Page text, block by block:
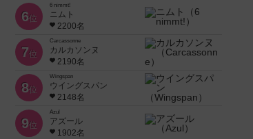
6位
6 nimmt!
ニムト
2200名
7位
Carcassonne
カルカソンヌ
2190名
8位
Wingspan
ウイングスパン
2148名
9位
Azul
アズール
1902名